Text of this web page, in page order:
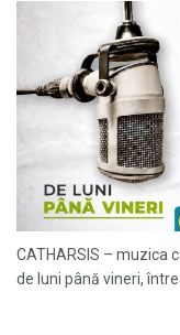
CATHARSIS – muzica
de luni până vineri, între